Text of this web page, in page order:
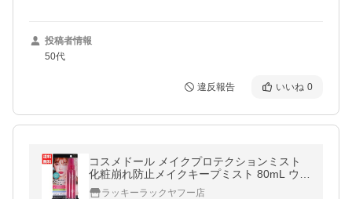
投稿者情報
50代
違反報告 いいね 0
コスメドール メイクプロテクションミスト
化粧崩れ防止メイクキープミスト 80mL ウォ
ータープルーフ
ラッキーラックヤフー店